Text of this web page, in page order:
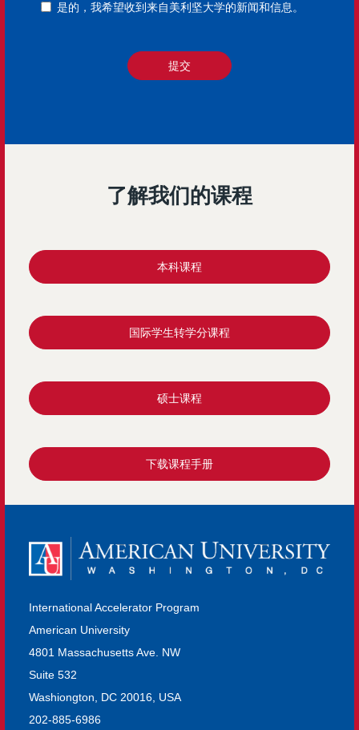
e
i
n
b
)
是的，我希望收到来自美利坚大学的新闻和信息。
提交
了解我们的课程
本科课程
国际学生转学分课程
硕士课程
下载课程手册
International Accelerator Program
American University
4801 Massachusetts Ave. NW
Suite 532
Washiongton, DC 20016, USA
202-885-6986